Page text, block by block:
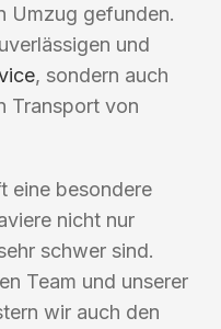
Umzug gefunden.
und
, sondern auch
Transport von
eine besondere
nicht nur
schwer sind.
Team und unserer
wir auch den